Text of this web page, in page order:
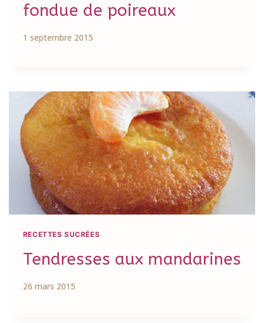
fondue de poireaux
1 septembre 2015
RECETTES SUCRÉES
Tendresses aux mandarines
26 mars 2015